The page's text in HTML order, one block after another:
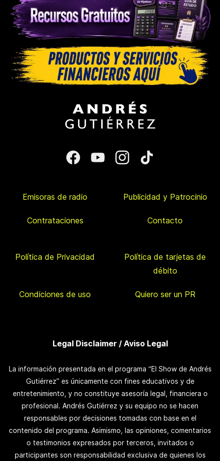
Emisoras de radio Publicidad y Patrocinio
Contrataciones Contacto
Política de Privacidad
Política de tarjetas de
débito
Condiciones de uso Quiero ser un PR
Legal Disclaimer / Aviso Legal
La información presentada en el programa “El Show de Andrés
Gutiérrez” es únicamente con fines educativos y de
entretenimiento, y no constituye asesoría legal, financiera o
profesional. Andrés Gutiérrez y su equipo no se hacen
responsables por decisiones tomadas con base en el
contenido del programa. Asimismo, las opiniones, comentarios
o testimonios expresados por terceros, invitados o
participantes son responsabilidad exclusiva de quienes los